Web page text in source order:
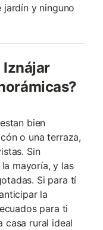
jardín y ninguno
Iznájar
bien
o una terraza,
Sin
mayoría, y las
Si para tí
la
para ti
casa rural ideal